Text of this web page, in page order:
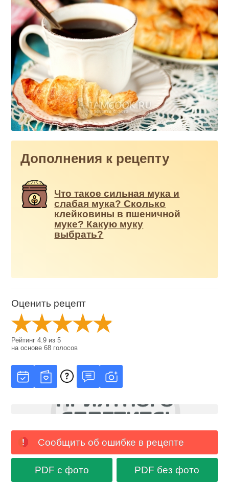
Дополнения к рецепту
Что такое сильная мука и
слабая мука? Сколько
клейковины в пшеничной
муке? Какую муку
выбрать?
Оценить рецепт
Рейтинг4.9 из5
на основе68 голосов
Сообщить об ошибке в рецепте
PDF с фото PDF без фото